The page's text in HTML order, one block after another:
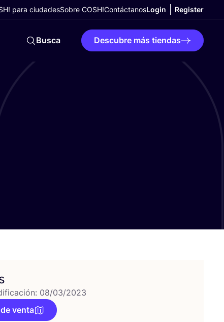
para ciudadesSobre COSH!ContáctanosLogin Register
Busca Descubre más tiendas
08/03/2023
venta